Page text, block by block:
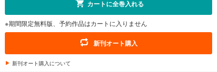
試し読み
あらすじを表示する
CAR and DRIVER 2025年10月号
980円 (税込)
カートに全巻入れる
※期間限定無料版、予約作品はカートに入りません
新刊オート購入
新刊オート購入について